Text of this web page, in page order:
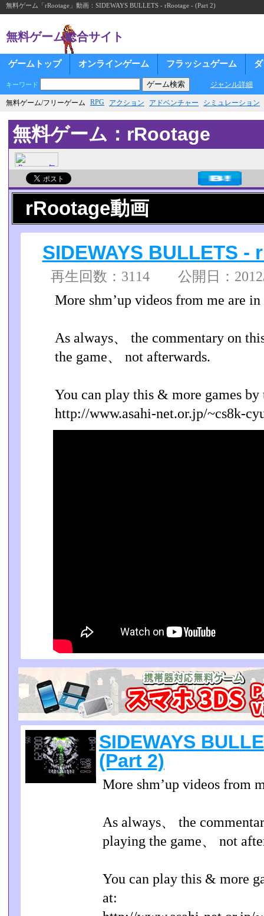
無料ゲーム「rRootage」動画：SIDEWAYS BULLETS - rRootage - (Part 2)
無料ゲーム総合サイト
ゲームトップ オンラインゲーム フラッシュゲーム
キーワード ジャンル詳細
無料ゲーム/フリーゲーム RPG アクション アドベンチャー シミュレーション
無料ゲーム：rRootage
rRootage動画
SIDEWAYS BULLETS -
再生回数：3114 公開日：
More shm’up videos from me are
As always、 the commentary on
the game、 not afterwards.
You can play this & more games by
http://www.asahi-net.or.jp/~cs8k-
SIDEWAYS
(Part 2)
More shm’up videos from
As always、 the
playing the game、 not
You can play this & more
at: